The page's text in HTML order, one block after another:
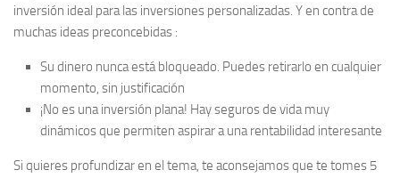
inversión ideal para las inversiones personalizadas. Y en contra de
muchas ideas preconcebidas :
Su dinero nunca está bloqueado. Puedes retirarlo en cualquier
momento, sin justificación
¡No es una inversión plana! Hay seguros de vida muy
dinámicos que permiten aspirar a una rentabilidad interesante
Si quieres profundizar en el tema, te aconsejamos que te tomes 5